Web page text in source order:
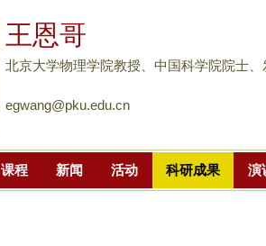
到
主
要
王恩哥
北京大学物理学院教授、中国科学院院士
egwang@pku.edu.cn
课程 新闻 活动 科研成果 演